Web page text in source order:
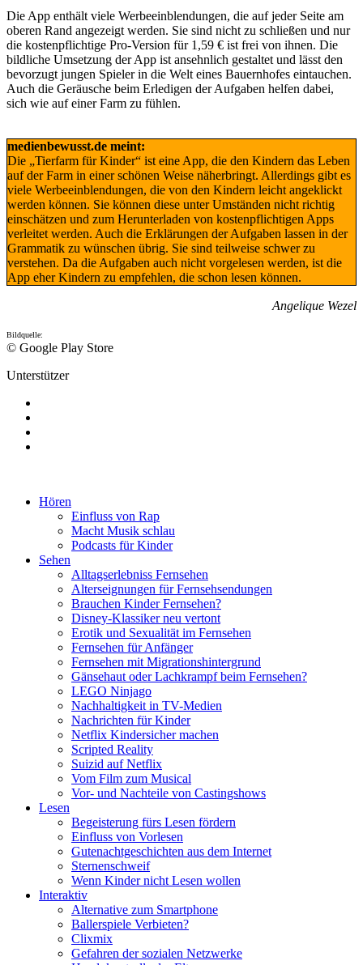
Die App enthält viele Werbeeinblendungen, die auf jeder Seite am
oberen Rand angezeigt werden. Sie sind nicht zu schließen und nur
die kostenpflichtige Pro-Version für 1,59 € ist frei von ihnen. Die
bildliche Umsetzung der App ist ansehnlich gestaltet und lässt den
bevorzugt jungen Spieler in die Welt eines Bauernhofes eintauchen.
Auch die Geräusche beim Erledigen der Aufgaben helfen dabei,
sich wie auf einer Farm zu fühlen.
medienbewusst.de meint:
Die „Tierfarm für Kinder“ ist eine App, die den Kindern das Leben
auf der Farm in einer schönen Weise näherbringt. Allerdings gibt es
viele Werbeeinblendungen, die von den Kindern leicht angeklickt
werden können. Sie können diese unter Umständen nicht richtig
einschätzen und zum Herunterladen von kostenpflichtigen Apps
verleitet werden. Auch die Erklärungen der Aufgaben lassen in der
Grammatik zu wünschen übrig. Sie sind teilweise schwer zu
verstehen. Da die Aufgaben auch nicht vorgelesen werden, ist die
App eher Kindern zu empfehlen, die schon lesen können.
Angelique Wezel
Bildquelle:
© Google Play Store
Unterstützer
Hören
Einfluss von Rap
Macht Musik schlau
Podcasts für Kinder
Sehen
Alltagserlebniss Fernsehen
Alterseignungen für Fernsehsendungen
Brauchen Kinder Fernsehen?
Disney-Klassiker neu vertont
Erotik und Sexualität im Fernsehen
Fernsehen für Anfänger
Fernsehen mit Migrationshintergrund
Gänsehaut oder Lachkrampf beim Fernsehen?
LEGO Ninjago
Nachhaltigkeit in TV-Medien
Nachrichten für Kinder
Netflix Kindersicher machen
Scripted Reality
Suizid auf Netflix
Vom Film zum Musical
Vor- und Nachteile von Castingshows
Lesen
Begeisterung fürs Lesen fördern
Einfluss von Vorlesen
Gutenachtgeschichten aus dem Internet
Sternenschweif
Wenn Kinder nicht Lesen wollen
Interaktiv
Alternative zum Smartphone
Ballerspiele Verbieten?
Clixmix
Gefahren der sozialen Netzwerke